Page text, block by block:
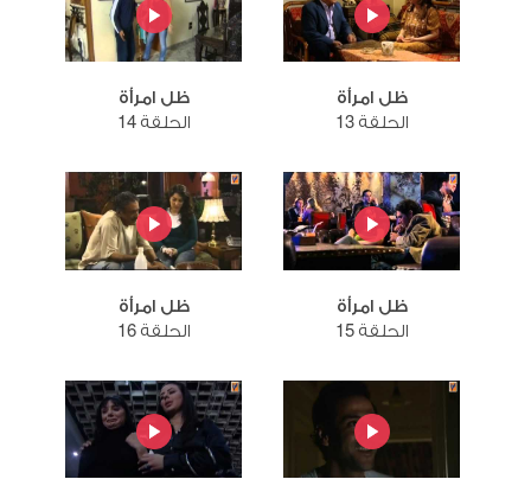
ظل امرأة
الحلقة 13
ظل امرأة
الحلقة 14
ظل امرأة
الحلقة 15
ظل امرأة
الحلقة 16